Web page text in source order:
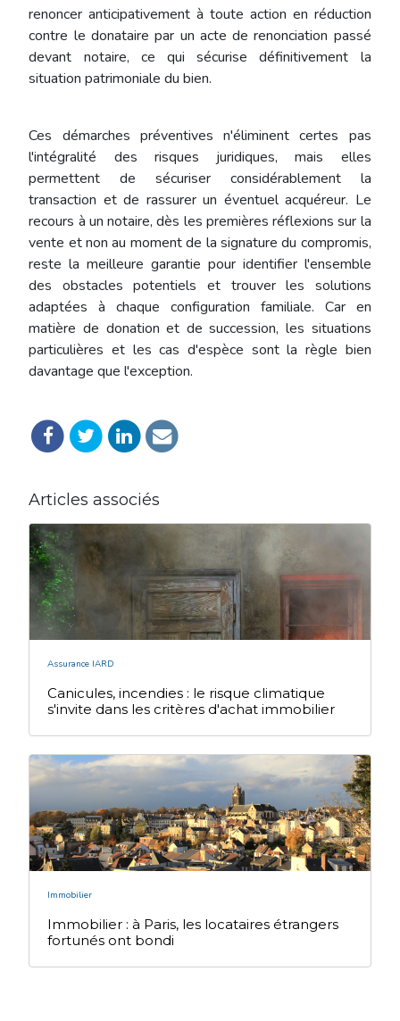
renoncer anticipativement à toute action en réduction
contre le donataire par un acte de renonciation passé
devant notaire, ce qui sécurise définitivement la
situation patrimoniale du bien.
Ces démarches préventives n'éliminent certes pas
l'intégralité des risques juridiques, mais elles
permettent de sécuriser considérablement la
transaction et de rassurer un éventuel acquéreur. Le
recours à un notaire, dès les premières réflexions sur la
vente et non au moment de la signature du compromis,
reste la meilleure garantie pour identifier l'ensemble
des obstacles potentiels et trouver les solutions
adaptées à chaque configuration familiale. Car en
matière de donation et de succession, les situations
particulières et les cas d'espèce sont la règle bien
davantage que l'exception.
Articles associés
Assurance IARD
Canicules, incendies : le risque climatique
s'invite dans les critères d'achat immobilier
Immobilier
Immobilier : à Paris, les locataires étrangers
fortunés ont bondi